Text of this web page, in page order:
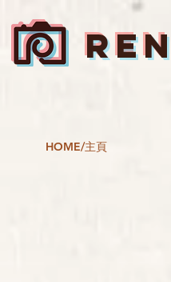
HOME/主頁